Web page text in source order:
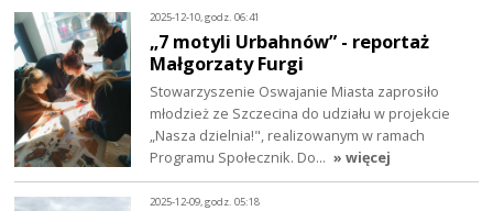
2025-12-10, godz. 06:41
„7 motyli Urbahnów” - reportaż
Małgorzaty Furgi
Stowarzyszenie Oswajanie Miasta zaprosiło
młodzież ze Szczecina do udziału w projekcie
„Nasza dzielnia!", realizowanym w ramach
Programu Społecznik. Do… » więcej
2025-12-09, godz. 05:18